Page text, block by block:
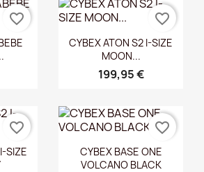
favorite_border
Vista rápida
CYBEX ATON S2 I-SIZE
MOON...
199,95 €
favorite_border
SIZE
favorite_border
Vista rápida
CYBEX BASE ONE
VOLCANO BLACK
favorite_border